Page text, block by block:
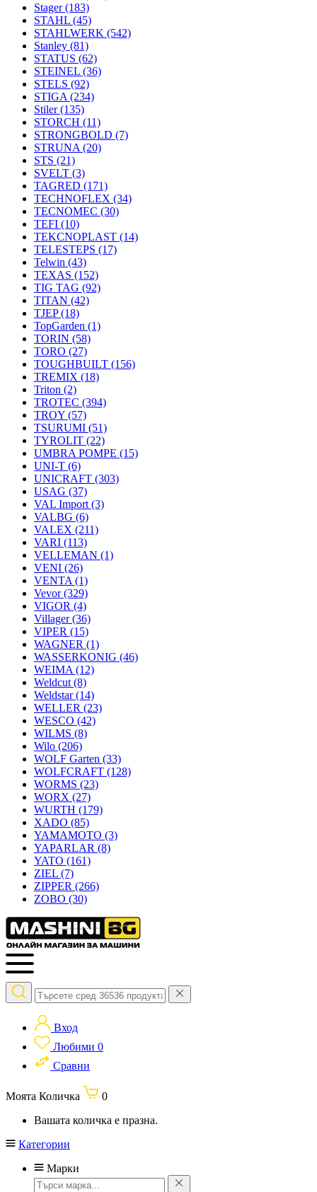
Stager(183)
STAHL (45)
STAHLWERK (542)
Stanley (81)
STATUS (62)
STEINEL (36)
STELS (92)
STIGA (234)
Stiler(135)
STORCH (11)
STRONGBOLD (7)
STRUNA (20)
STS (21)
SVELT (3)
TAGRED (171)
TECHNOFLEX (34)
TECNOMEC (30)
TEFI (10)
TEKCNOPLAST (14)
TELESTEPS (17)
Telwin (43)
TEXAS (152)
TIG TAG (92)
TITAN (42)
TJEP(18)
TopGarden (1)
TORIN (58)
TORO (27)
TOUGHBUILT (156)
TREMIX (18)
Triton (2)
TROTEC (394)
TROY (57)
TSURUMI (51)
TYROLIT (22)
UMBRA POMPE (15)
UNI-T (6)
UNICRAFT (303)
USAG (37)
VAL Import (3)
VALBG (6)
VALEX (211)
VARI (113)
VELLEMAN (1)
VENI (26)
VENTA (1)
Vevor(329)
VIGOR (4)
Villager(36)
VIPER (15)
WAGNER (1)
WASSERKONIG (46)
WEIMA (12)
Weldcut (8)
Weldstar(14)
WELLER (23)
WESCO (42)
WILMS (8)
Wilo (206)
WOLF Garten (33)
WOLFCRAFT (128)
WORMS (23)
WORX (27)
WURTH (179)
XADO (85)
YAMAMOTO (3)
YAPARLAR (8)
YATO (161)
ZIEL (7)
ZIPPER (266)
ZOBO (30)
Вход
Любими 0
Сравни
Моята Количка
0
Вашата количка е празна.
Категории
Марки